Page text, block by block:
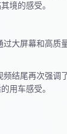
境的感受。
过大屏幕和高质
频结尾再次强调
用车感受。